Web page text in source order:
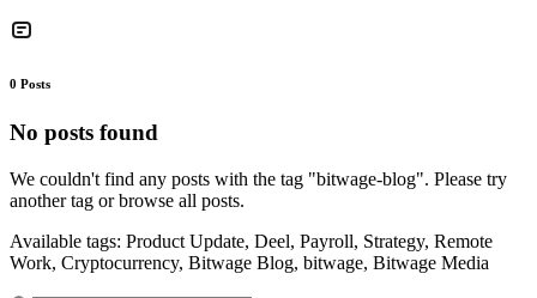
0 Posts
No posts found
We couldn't find any posts with the tag "bitwage-blog". Please try
another tag or browse all posts.
Available tags: Product Update, Deel, Payroll, Strategy, Remote
Work, Cryptocurrency, Bitwage Blog, bitwage, Bitwage Media